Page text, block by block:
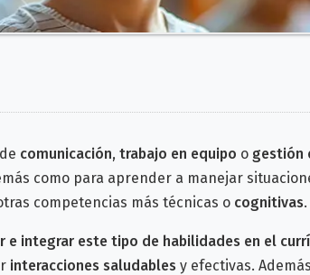
comunicación, trabajo en equipo o gestión
como para aprender a manejar
competencias más técnicas o cognitivas.
e integrar este tipo de habilidades en el
interacciones saludables y efectivas.